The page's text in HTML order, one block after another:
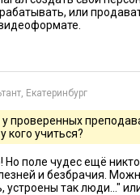
или
Екатеринбург
у проверенных
кого учиться?
Но поле чудес ещё
и безбрачия.
устроены так люди..."